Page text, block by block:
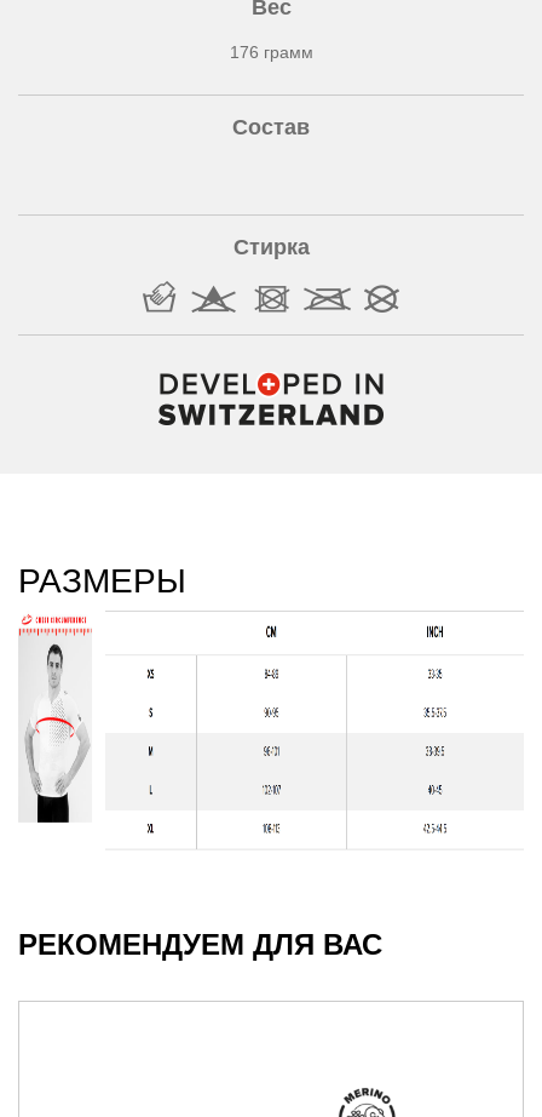
Вес
176 грамм
Состав
Стирка
РАЗМЕРЫ
РЕКОМЕНДУЕМ ДЛЯ ВАС